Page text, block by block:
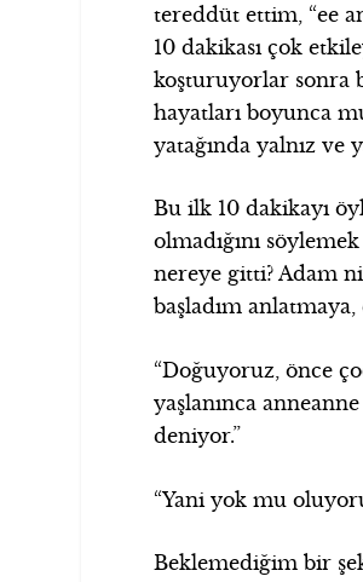
tereddüt ettim, “ee
10 dakikası çok
koşturuyorlar sonra
hayatları boyunca
yatağında yalnız ve
Bu ilk 10 dakikayı
olmadığını
nereye gitti? Adam
başladım
“Doğuyoruz, önce
yaşlanınca
deniyor.”
“Yani yok mu
Beklemediğim bir